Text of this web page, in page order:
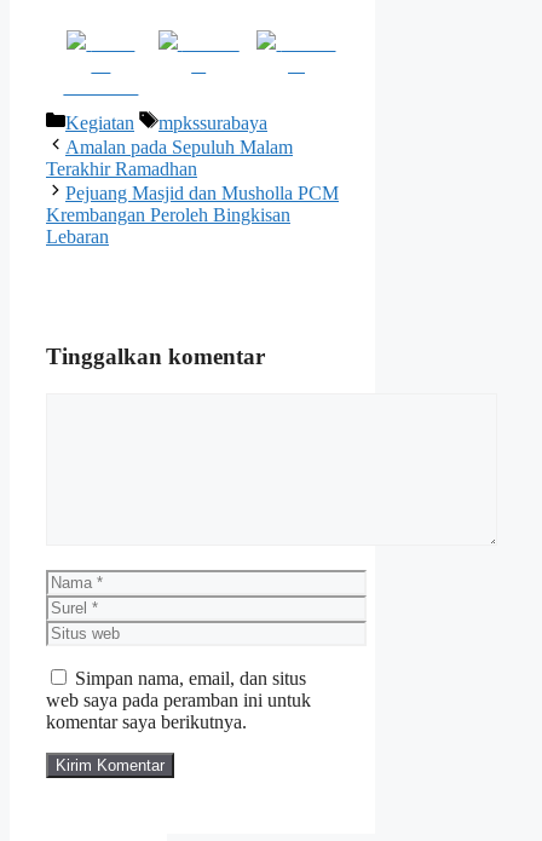
Kategori
Kegiatan Tag
mpkssurabaya
Amalan pada Sepuluh Malam
Terakhir Ramadhan
Pejuang Masjid dan Musholla PCM
Krembangan Peroleh Bingkisan
Lebaran
Tinggalkan komentar
Nama
Surel
Situs
web
Simpan nama, email, dan situs
web saya pada peramban ini untuk
komentar saya berikutnya.